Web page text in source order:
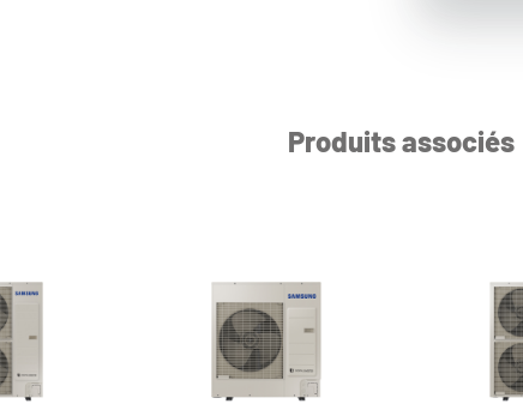
Produits associés